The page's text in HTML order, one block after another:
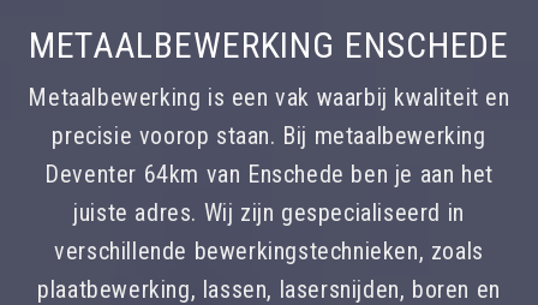
METAALBEWERKING ENSCHEDE
Metaalbewerking is een vak waarbij kwaliteit en
precisie voorop staan. Bij metaalbewerking
Deventer 64km van Enschede ben je aan het
juiste adres. Wij zijn gespecialiseerd in
verschillende bewerkingstechnieken, zoals
plaatbewerking, lassen, lasersnijden, boren en